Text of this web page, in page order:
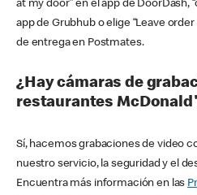
at my door” en el app de DoorDash,
app de Grubhub o elige “Leave
de entrega en Postmates.
¿Hay cámaras de
restaurantes
Sí, hacemos grabaciones de video
nuestro servicio, la seguridad y el
Encuentra más información en las